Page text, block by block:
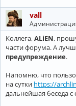
vall
Коллега,ALiEN,
части форума. А
предупреждение.
Напомню, что
на сутки https://
дальнейшая беседа с